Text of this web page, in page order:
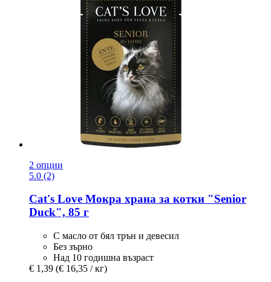
2 опции
5.0 (2)
Cat's Love Мокра храна за котки "Senior
Duck", 85 г
С масло от бял трън и девесил
Без зърно
Над 10 годишна възраст
€ 1,39 (€ 16,35 / кг)